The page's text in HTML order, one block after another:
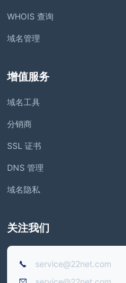
WHOIS 查询
域名管理
增值服务
域名工具
分销商
SSL 证书
DNS 管理
域名隐私
关注我们
service@22net.com